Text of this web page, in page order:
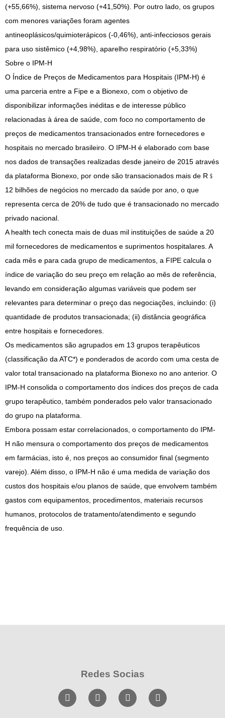
(+55,66%), sistema nervoso (+41,50%). Por outro lado, os grupos
com menores variações foram agentes
antineoplásicos/quimioterápicos (-0,46%), anti-infecciosos gerais
para uso sistêmico (+4,98%), aparelho respiratório (+5,33%)
Sobre o IPM-H
O Índice de Preços de Medicamentos para Hospitais (IPM-H) é
uma parceria entre a Fipe e a Bionexo, com o objetivo de
disponibilizar informações inéditas e de interesse público
relacionadas à área de saúde, com foco no comportamento de
preços de medicamentos transacionados entre fornecedores e
hospitais no mercado brasileiro. O IPM-H é elaborado com base
nos dados de transações realizadas desde janeiro de 2015 através
da plataforma Bionexo, por onde são transacionados mais de R﹩
12 bilhões de negócios no mercado da saúde por ano, o que
representa cerca de 20% de tudo que é transacionado no mercado
privado nacional.
A health tech conecta mais de duas mil instituições de saúde a 20
mil fornecedores de medicamentos e suprimentos hospitalares. A
cada mês e para cada grupo de medicamentos, a FIPE calcula o
índice de variação do seu preço em relação ao mês de referência,
levando em consideração algumas variáveis que podem ser
relevantes para determinar o preço das negociações, incluindo: (i)
quantidade de produtos transacionada; (ii) distância geográfica
entre hospitais e fornecedores.
Os medicamentos são agrupados em 13 grupos terapêuticos
(classificação da ATC*) e ponderados de acordo com uma cesta de
valor total transacionado na plataforma Bionexo no ano anterior. O
IPM-H consolida o comportamento dos índices dos preços de cada
grupo terapêutico, também ponderados pelo valor transacionado
do grupo na plataforma.
Embora possam estar correlacionados, o comportamento do IPM-
H não mensura o comportamento dos preços de medicamentos
em farmácias, isto é, nos preços ao consumidor final (segmento
varejo). Além disso, o IPM-H não é uma medida de variação dos
custos dos hospitais e/ou planos de saúde, que envolvem também
gastos com equipamentos, procedimentos, materiais recursos
humanos, protocolos de tratamento/atendimento e segundo
frequência de uso.
Redes Socias